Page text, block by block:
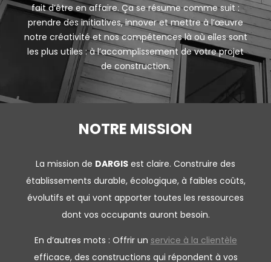
fait d’être en affaire. Ça se résume comme suit :
prendre des initiatives, innover et mettre à l’œuvre
notre créativité et nos compétences là où elles sont
les plus utiles : à l’accomplissement de votre projet
de construction.
NOTRE MISSION
La mission de DARGIS est claire. Construire des
établissements durable, écologique, à faibles coûts,
évolutifs et qui vont apporter toutes les ressources
dont vos occupants auront besoin.
En d’autres mots : Offrir un service à la clientèle
efficace, des constructions qui répondent à vos